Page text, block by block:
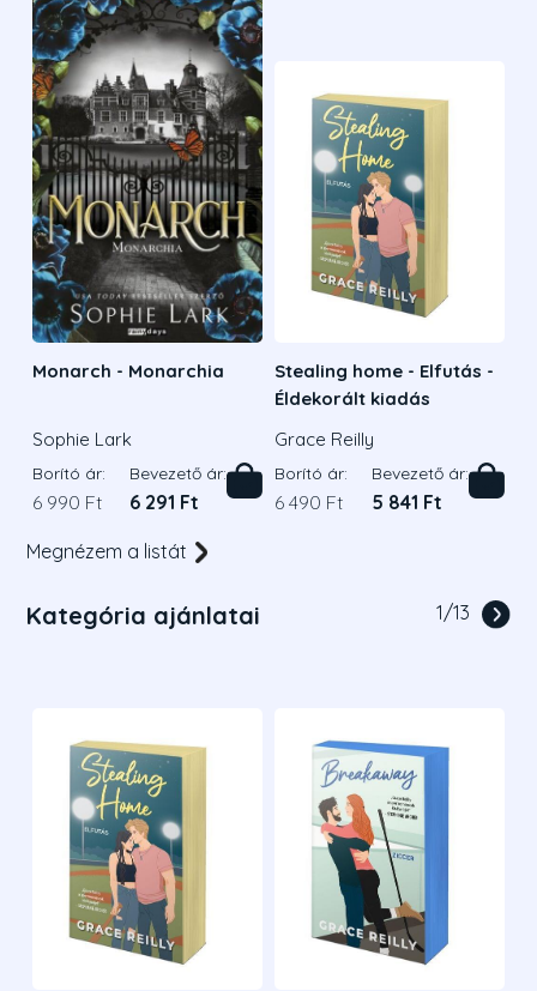
Monarch - Monarchia
Sophie Lark
Borító ár:
6 990 Ft
Bevezető ár:
6 291 Ft
Stealing home - Elfutás -
Éldekorált kiadás
Grace Reilly
Borító ár:
6 490 Ft
Bevezető ár:
5 841 Ft
Megnézem a listát
Kategória ajánlatai 1/13